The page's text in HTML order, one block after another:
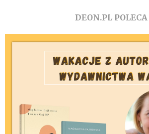
DEON.PL POLECA